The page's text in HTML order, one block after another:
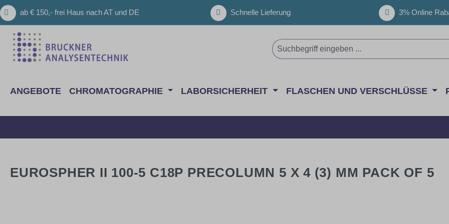
Hauptinhalt springen
Zur Suche springen
Zur Hauptnavigation springen
ab € 150,- frei Haus nach AT und DE Schnelle Lieferung 3% Online
ANGEBOTE CHROMATOGRAPHIE LABORSICHERHEIT FLASCHEN UND VERSCHLÜSSE
EUROSPHER II 100-5 C18P PRECOLUMN 5 X 4 (3) MM PACK OF 5